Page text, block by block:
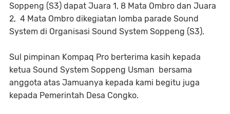
Soppeng (S3) dapat Juara 1, 8 Mata Ombro dan Juara
2, 4 Mata Ombro dikegiatan lomba parade Sound
System di Organisasi Sound System Soppeng (S3).
Sul pimpinan Kompaq Pro berterima kasih kepada
ketua Sound System Soppeng Usman bersama
anggota atas Jamuanya kepada kami begitu juga
kepada Pemerintah Desa Congko.